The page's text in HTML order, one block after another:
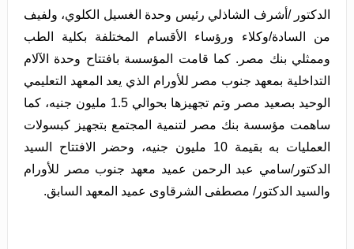
الدكتور /أشرف الشاذلي رئيس وحدة الغسيل الكلوي، ولفيف
من السادة/وكلاء ورؤساء الأقسام المختلفة بكلية الطب
وممثلي بنك مصر. كما قامت المؤسسة بافتتاح وحدة الآلام
التداخلية بمعهد جنوب مصر للأورام الذي يعد المعهد التعليمي
الوحيد بصعيد مصر وتم تجهيزها بحوالي 1.5 مليون جنيه، كما
ساهمت مؤسسة بنك مصر لتنمية المجتمع بتجهيز كبسولات
العمليات به بقيمة 10 مليون جنيه، وحضر الافتتاح السيد
الدكتور/سامي عبد الرحمن عميد معهد جنوب مصر للأورام
والسيد الدكتور/ مصطفى الشرقاوى عميد المعهد السابق.